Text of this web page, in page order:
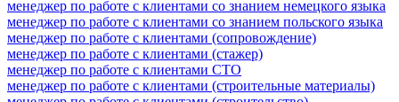
менеджер по работе с клиентами со знанием немецкого языка
менеджер по работе с клиентами со знанием польского языка
менеджер по работе с клиентами (сопровождение)
менеджер по работе с клиентами (стажер)
менеджер по работе с клиентами СТО
менеджер по работе с клиентами (строительные материалы)